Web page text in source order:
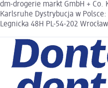
dm-drogerie markt GmbH + Co.
Karlsruhe Dystrybucja w
Legnicka 48H PL-54-202